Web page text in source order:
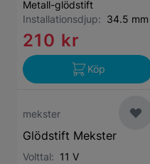
Metall-glödstift
Installationsdjup: 34.5 mm
210 kr
Köp
mekster
Glödstift Mekster
Volttal: 11 V